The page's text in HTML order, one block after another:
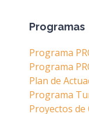
Programas
Programa
Programa
Plan de
Programa
Proyectos